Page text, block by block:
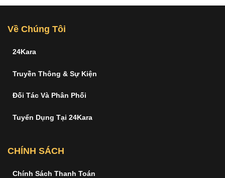
Về Chúng Tôi
24Kara
Truyền Thông & Sự Kiện
Đối Tác Và Phân Phối
Tuyển Dụng Tại 24Kara
CHÍNH SÁCH
Chính Sách Thanh Toán